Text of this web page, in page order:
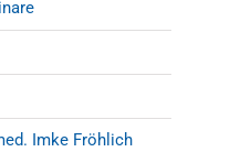
Imke Fröhlich